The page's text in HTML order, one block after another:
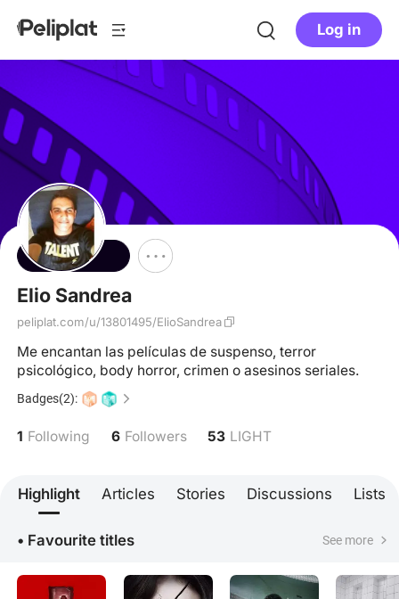
Log in
Follow
Elio Sandrea
peliplat.com/u/13801495/ElioSandrea
Me encantan las películas de suspenso, terror
psicológico, body horror, crimen o asesinos seriales.
Badges(2):
1 Following 6 Followers 53 LIGHT
Highlight Articles Stories Discussions Lists
• Favourite titles See more